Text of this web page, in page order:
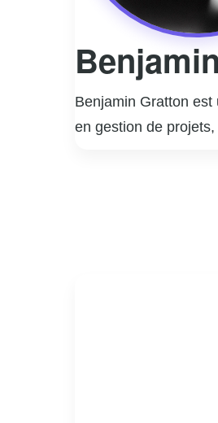
Benjamin Gratton
en gestion de
gestion de projets